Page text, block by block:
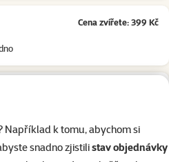
Například k tomu, abychom si
snadno zjistilistav objednávky
Cena zvířete: 399 Kč
Cena zvířete: 399 Kč